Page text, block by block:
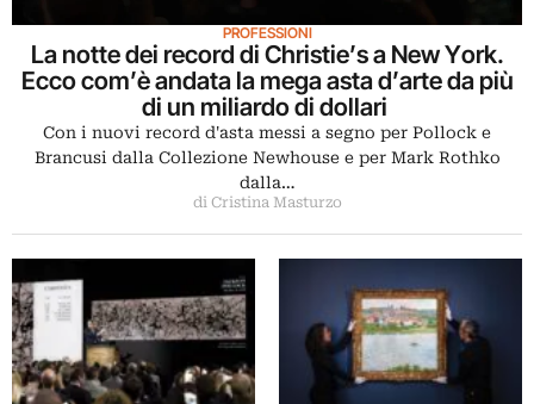
PROFESSIONI
La notte dei record di Christie’s a New York.
Ecco com’è andata la mega asta d’arte da più
di un miliardo di dollari
Con i nuovi record d'asta messi a segno per Pollock e
Brancusi dalla Collezione Newhouse e per Mark Rothko
dalla…
di Cristina Masturzo